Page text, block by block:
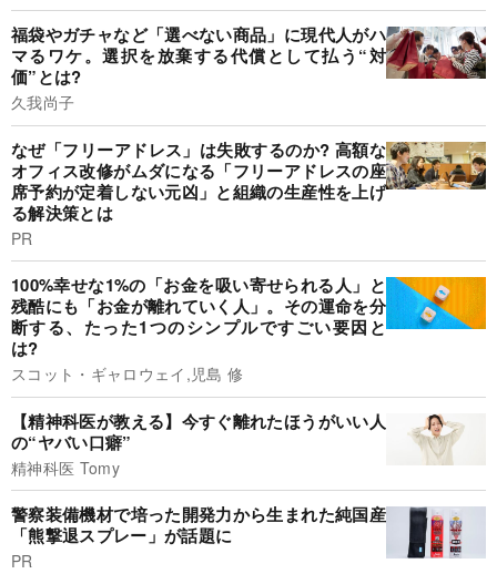
福袋やガチャなど「選べない商品」に現代人がハ
マるワケ。選択を放棄する代償として払う“対
価”とは?
久我尚子
なぜ「フリーアドレス」は失敗するのか? 高額な
オフィス改修がムダになる「フリーアドレスの座
席予約が定着しない元凶」と組織の生産性を上げ
る解決策とは
PR
100%幸せな1%の「お金を吸い寄せられる人」と
残酷にも「お金が離れていく人」。その運命を分
断する、たった1つのシンプルですごい要因と
は?
スコット・ギャロウェイ,児島 修
【精神科医が教える】今すぐ離れたほうがいい人
の“ヤバい口癖”
精神科医 Tomy
警察装備機材で培った開発力から生まれた純国産
「熊撃退スプレー」が話題に
PR